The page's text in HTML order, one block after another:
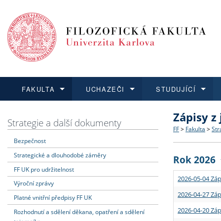
FAKULTA
Dozvědět se více
Struktura
Strategie
Podpora
UCHAZEČI
Podat přihlášku
Co
Učitelské
STUDUJÍCÍ
Dozvědět se více
Rigorózní
Dozvědět se více
O vědě a
Granty a
Dozvědět se více
Aktuální
Strategie a další dokumenty
Bezpečnost
Strategické a dlouhodobé záměry
FF UK pro udržitelnost
Výroční zprávy
Platné vnitřní předpisy FF UK
Rozhodnutí a sdělení děkana, opatření a sdělení
Zápisy
FF > Fakulta >
Rok 2026
2026-05-04
2026-04-27
2026-04-20